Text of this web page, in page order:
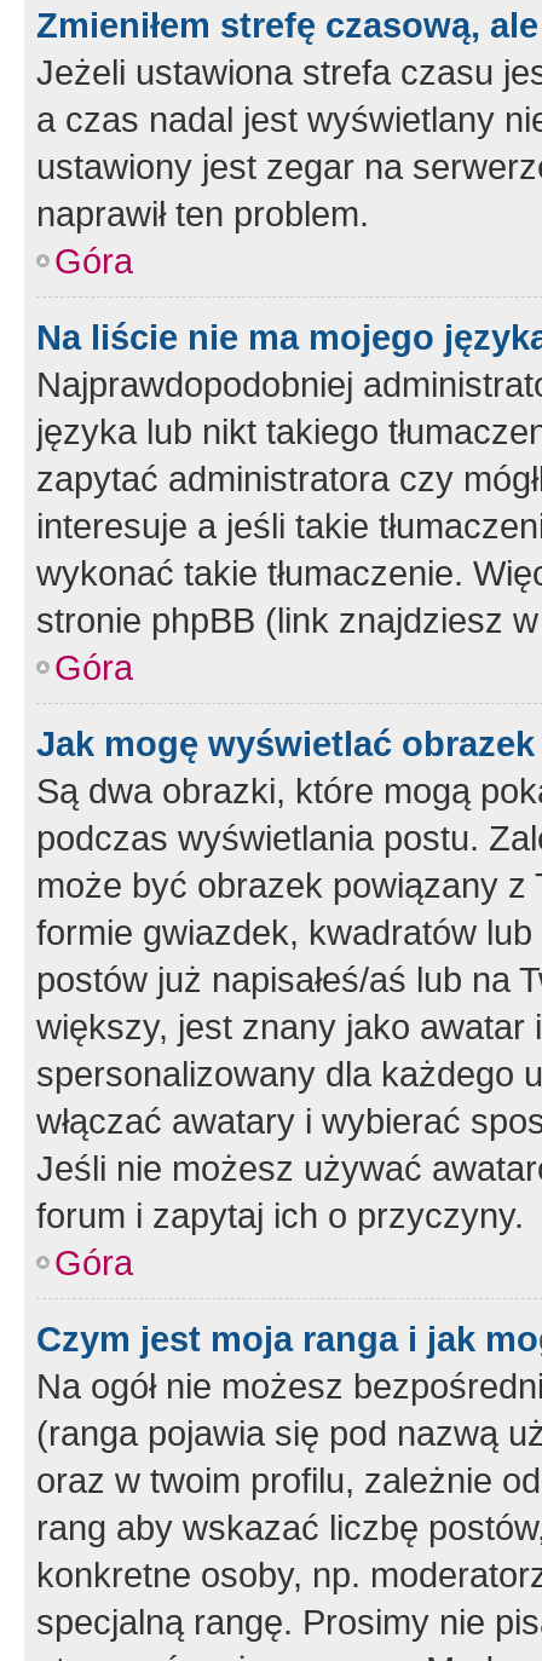
Zmieniłem strefę czasową,
Jeżeli ustawiona strefa czasu
a czas nadal jest wyświetlany
ustawiony jest zegar na
naprawił ten problem.
Góra
Na liście nie ma mojego
Najprawdopodobniej
języka lub nikt takiego
zapytać administratora czy
interesuje a jeśli takie
wykonać takie tłumaczenie.
stronie phpBB (link znajdziesz
Góra
Jak mogę wyświetlać
Są dwa obrazki, które mogą
podczas wyświetlania postu.
może być obrazek powiązany z
formie gwiazdek, kwadratów
postów już napisałeś/aś lub na
większy, jest znany jako
spersonalizowany dla każdego
włączać awatary i wybierać
Jeśli nie możesz używać
forum i zapytaj ich o przyczyny.
Góra
Czym jest moja ranga i jak
Na ogół nie możesz
(ranga pojawia się pod nazwą
oraz w twoim profilu, zależnie
rang aby wskazać liczbę
konkretne osoby, np.
specjalną rangę. Prosimy nie